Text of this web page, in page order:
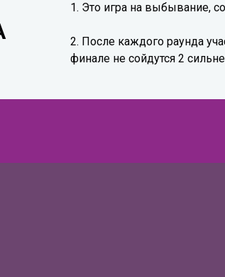
1. Это игра на выбывание,
2. После каждого раунда
финале не сойдутся 2